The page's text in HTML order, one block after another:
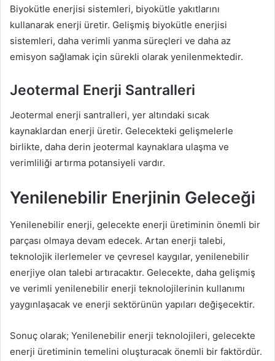
Biyokütle enerjisi sistemleri, biyokütle yakıtlarını
kullanarak enerji üretir. Gelişmiş biyokütle enerjisi
sistemleri, daha verimli yanma süreçleri ve daha az
emisyon sağlamak için sürekli olarak yenilenmektedir.
Jeotermal Enerji Santralleri
Jeotermal enerji santralleri, yer altındaki sıcak
kaynaklardan enerji üretir. Gelecekteki gelişmelerle
birlikte, daha derin jeotermal kaynaklara ulaşma ve
verimliliği artırma potansiyeli vardır.
Yenilenebilir Enerjinin Geleceği
Yenilenebilir enerji, gelecekte enerji üretiminin önemli bir
parçası olmaya devam edecek. Artan enerji talebi,
teknolojik ilerlemeler ve çevresel kaygılar, yenilenebilir
enerjiye olan talebi artıracaktır. Gelecekte, daha gelişmiş
ve verimli yenilenebilir enerji teknolojilerinin kullanımı
yaygınlaşacak ve enerji sektörünün yapıları değişecektir.
Sonuç olarak; Yenilenebilir enerji teknolojileri, gelecekte
enerji üretiminin temelini oluşturacak önemli bir faktördür.